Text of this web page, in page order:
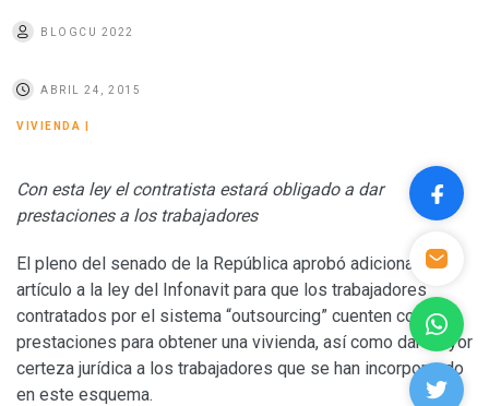
BLOGCU 2022
ABRIL 24, 2015
VIVIENDA
Con esta ley el contratista estará obligado a dar
prestaciones a los trabajadores
El pleno del senado de la República aprobó adicionar un
artículo a la ley del Infonavit para que los trabajadores
contratados por el sistema “outsourcing” cuenten con
prestaciones para obtener una vivienda, así como dar mayor
certeza jurídica a los trabajadores que se han incorporando
en este esquema.